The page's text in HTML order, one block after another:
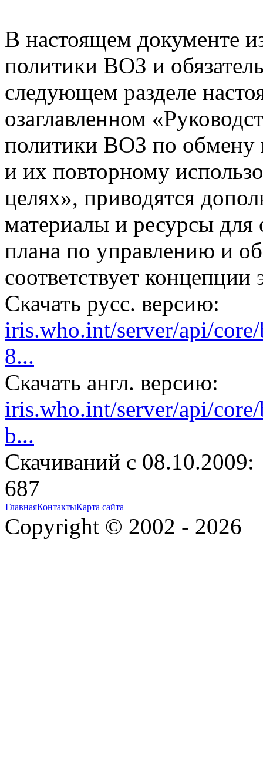
В настоящем документе
политики ВОЗ и
следующем разделе
озаглавленном
политики ВОЗ по
и их повторному
целях», приводятся
материалы и ресурсы для
плана по управлению и
соответствует концепции
Скачать русс. версию:
iris.who.int/server/api/
8...
Скачать англ. версию:
iris.who.int/server/api/
b...
Cкачиваний с 08.10.2009:
687
ГлавнаяКонтактыКарта сайта
Copyright © 2002 - 2026